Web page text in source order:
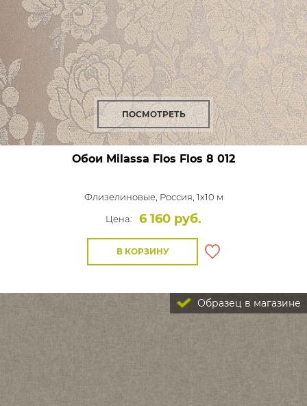
ПОСМОТРЕТЬ
Обои Milassa Flos Flos 8 012
Флизелиновые, Россия, 1x10 м
Цена:
6 160 руб.
В КОРЗИНУ
Образец в магазине